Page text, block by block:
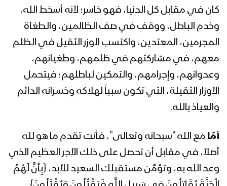
المحاضرة الرمضانية السادسة عشرة للسيد
عبدالملك بدرالدين الحوثي 16 رمضان
1443هـ
المحاضرة الرمضانية الخامسة عشرة للسيد
عبدالملك بدر الدين الحوثي 15 رمضان
1443هـ
عبدالملك بدر الدين الحوثي 14 رمضان
1443هـ
المحاضرة الرمضانية الثالثة عشرة للسيد
عبدالملك بدرالدين الحوثي 13 رمضان
كان في مقابل كل الدنيا، فهو خاسر؛ لأنه أسخط الله،
وخدم الباطل، ووقف في صف الظالمين، والطغاة
المجرمين، المعتدين، واكتسب الوزر الثقيل في الظلم
معهم، في مشاركتهم في ظلمهم، وطغيانهم،
وعدوانهم، وإجرامهم، والتمكين لباطلهم؛ فيتحمل
الأوزار الثقيلة، التي تكون سبباً لهلاكه وخسرانه الدائم
والعياذ بالله.
أمَّا مع الله “سبحانه وتعالى”، فأنت تقدم ما هو لله
أصلاً، في مقابل أن تحصل على ذلك الأجر العظيم الذي
وعد الله به، وتؤمِّن مستقبلك السعيد للأبد، {بِأَنَّ لَهُمُ